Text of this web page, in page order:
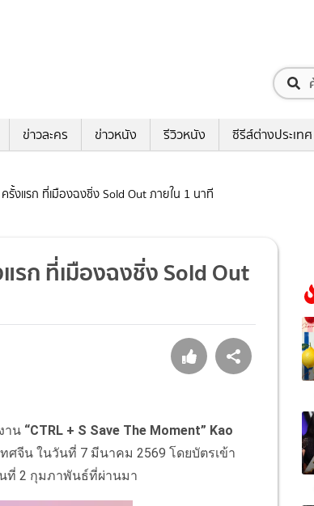
ข่าวละคร ข่าวหนัง รีวิวหนัง ซีรีส์ต่างประเทศ
รั้งแรก ที่เมืองฉงชิ่ง Sold Out ภายใน 1 นาที
รก ที่เมืองฉงชิ่ง Sold Out
าน “CTRL + S Save The Moment” Kao
ศจีน ในวันที่ 7 มีนาคม 2569 โดยบัตรเข้า
นที่ 2 กุมภาพันธ์ที่ผ่านมา